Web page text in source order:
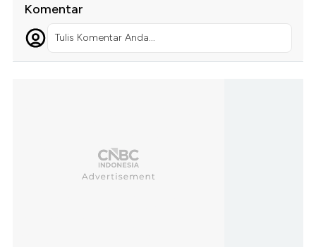
Komentar
Tulis Komentar Anda...